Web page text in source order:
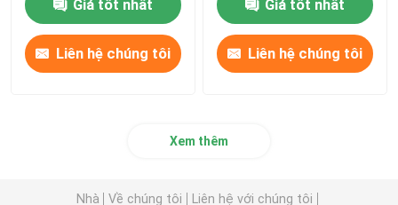
Giá tốt nhất
Liên hệ chúng tôi
Giá tốt nhất
Liên hệ chúng tôi
Xem thêm
Nhà Về chúng tôi Liên hệ với chúng tôi